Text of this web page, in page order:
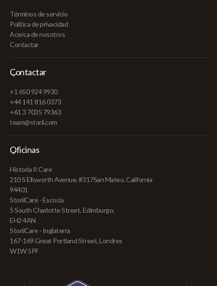
Términos de servicio
Política de privacidad
Acerca de nosotros
Contactar
Contactar
+1 650 924 9930
+44 141 816 0373
+61 3 7035 79363
team@storii.com
Oficinas
Historia II Care
210 S Ellsworth Avenue, #317San Mateo, California
94401
StoriiCare - Escocia
5 South Charlotte Street, Edimburgo,
EH2 4AN
StoriiCare - Inglaterra
167-169 Great Portland Street, Londres
W1W 5PF